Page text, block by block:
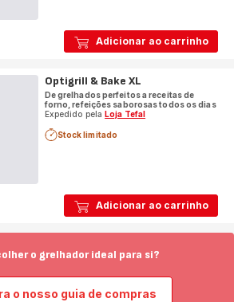
Adicionar ao carrinho
Adicionar ao carrinho
Optigrill & Bake XL
De grelhados perfeitos a receitas de
forno, refeições saborosas todos os dias
Expedido pelaLoja Tefal
Stock limitado
o grelhador ideal para si?
o nosso guia de compras